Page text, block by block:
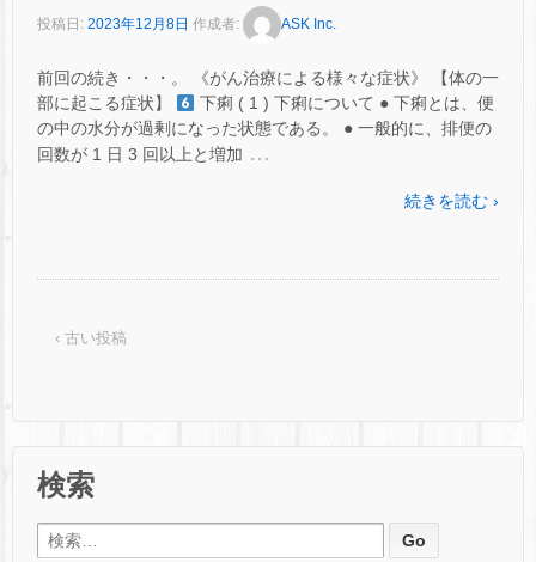
投稿日: 2023年12月8日 作成者: ASK Inc.
前回の続き・・・。 《がん治療による様々な症状》 【体の一
部に起こる症状】
下痢 ( 1 ) 下痢について ● 下痢とは、便
の中の水分が過剰になった状態である。 ● 一般的に、排便の
回数が 1 日 3 回以上と増加 …
続きを読む ›
‹ 古い投稿
検索
検索: